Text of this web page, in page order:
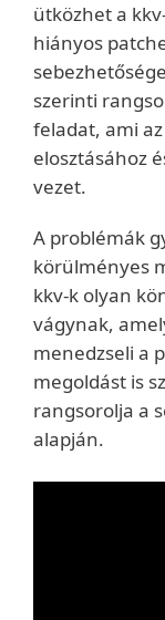
ütközhet a
hiányos
szerinti
feladat, ami
elosztásához
vezet.
A problémák
körülményes
kkv-k olyan
vágynak,
menedzseli a
megoldást is
rangsorolja a
alapján.